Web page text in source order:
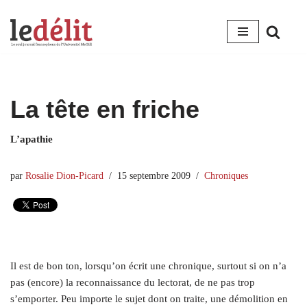
Aller
La tête en friche
L’apathie
par Rosalie Dion-Picard 15 septembre 2009 Chroniques
Il est de bon ton, lorsqu’on écrit une chronique, surtout si on n’a
pas (encore) la reconnaissance du lectorat, de ne pas trop
s’emporter. Peu importe le sujet dont on traite, une démolition en